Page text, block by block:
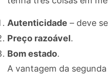
Autenticidade – deve
Preço razoável.
Bom estado.
A vantagem da